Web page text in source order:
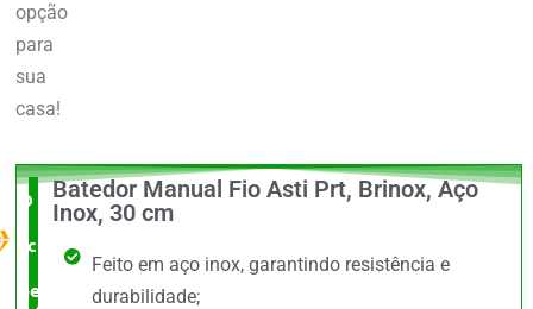
opção
para
sua
casa!
O Melhor
custo x
benefício
Batedor Manual Fio Asti Prt, Brinox, Aço
Inox, 30 cm
Feito em aço inox, garantindo resistência e
durabilidade;